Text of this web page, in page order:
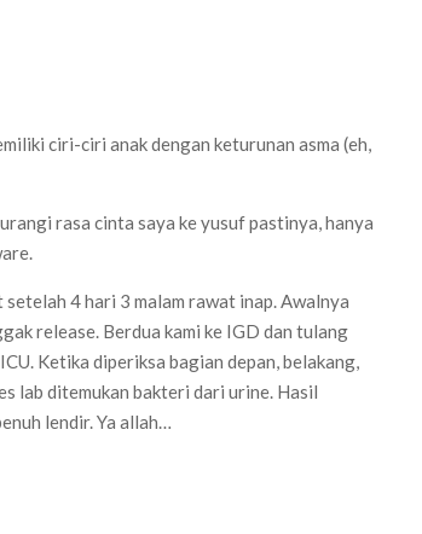
ciri-ciri anak dengan keturunan asma (eh,
rasa cinta saya ke yusuf pastinya, hanya
4 hari 3 malam rawat inap. Awalnya
release. Berdua kami ke IGD dan tulang
Ketika diperiksa bagian depan, belakang,
lab ditemukan bakteri dari urine. Hasil
lendir. Ya allah…